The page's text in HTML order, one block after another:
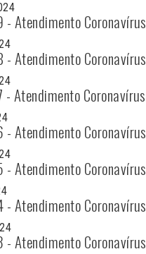
- Atendimento Coronavírus
- Atendimento Coronavírus
- Atendimento Coronavírus
- Atendimento Coronavírus
- Atendimento Coronavírus
- Atendimento Coronavírus
- Atendimento Coronavírus